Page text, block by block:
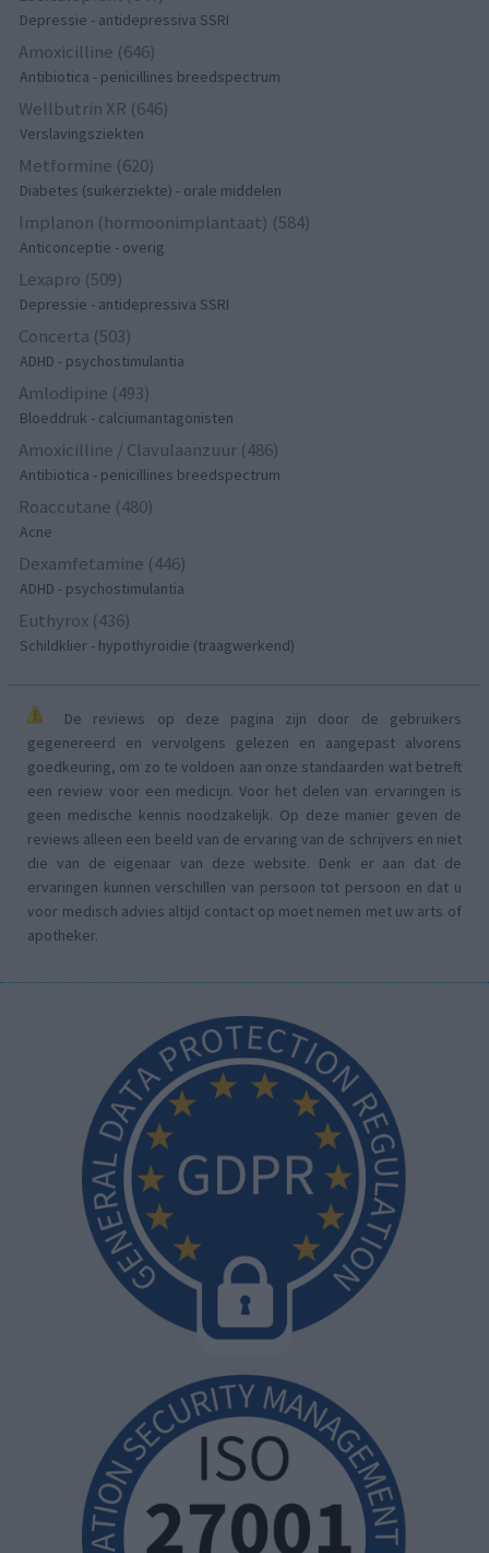
Depressie - antidepressiva SSRI
Amoxicilline (646)
Antibiotica - penicillines breedspectrum
Wellbutrin XR (646)
Verslavingsziekten
Metformine (620)
Diabetes (suikerziekte) - orale middelen
Implanon (hormoonimplantaat) (584)
Anticonceptie - overig
Lexapro (509)
Depressie - antidepressiva SSRI
Concerta (503)
ADHD - psychostimulantia
Amlodipine (493)
Bloeddruk - calciumantagonisten
Amoxicilline / Clavulaanzuur (486)
Antibiotica - penicillines breedspectrum
Roaccutane (480)
Acne
Dexamfetamine (446)
ADHD - psychostimulantia
Euthyrox (436)
Schildklier - hypothyroidie (traagwerkend)
De reviews op deze pagina zijn door de gebruikers
gegenereerd en vervolgens gelezen en aangepast alvorens
goedkeuring, om zo te voldoen aan onze standaarden wat betreft
een review voor een medicijn. Voor het delen van ervaringen is
geen medische kennis noodzakelijk. Op deze manier geven de
reviews alleen een beeld van de ervaring van de schrijvers en niet
die van de eigenaar van deze website. Denk er aan dat de
ervaringen kunnen verschillen van persoon tot persoon en dat u
voor medisch advies altijd contact op moet nemen met uw arts of
apotheker.